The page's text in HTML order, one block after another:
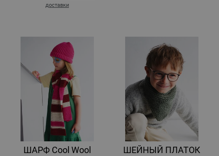
доставки
ШАРФ Cool Wool
ШЕЙНЫЙ ПЛАТОК